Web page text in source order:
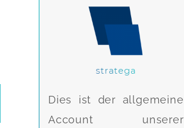
stratega
Dies ist der allgemeine
Account unserer